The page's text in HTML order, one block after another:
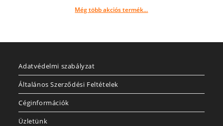
Még több akciós termék...
Adatvédelmi szabályzat
Általános Szerződési Feltételek
Céginformációk
Üzletünk